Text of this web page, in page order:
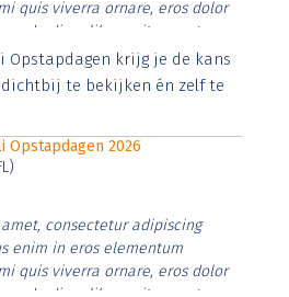
quis viverra ornare, eros dolor
diam libero vitae erat.
justo cursus id rutrum lorem
vitae risus tristique posuere.
Opstapdagen krijg je de kans
dichtbij te bekijken én zelf te
Opstapdagen 2026
consectetur adipiscing
enim in eros elementum
quis viverra ornare, eros dolor